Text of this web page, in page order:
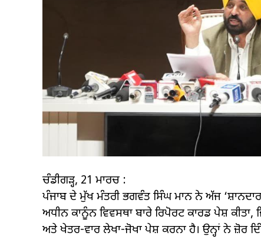
ਚੰਡੀਗੜ੍ਹ, 21 ਮਾਰਚ :
ਪੰਜਾਬ ਦੇ ਮੁੱਖ ਮੰਤਰੀ ਭਗਵੰਤ ਸਿੰਘ ਮਾਨ ਨੇ ਅੱਜ
ਅਧੀਨ ਕਾਨੂੰਨ ਵਿਵਸਥਾ ਬਾਰੇ ਰਿਪੋਰਟ ਕਾਰਡ ਪੇਸ਼
ਅਤੇ ਖੇਤਰ-ਵਾਰ ਲੇਖਾ-ਜੋਖਾ ਪੇਸ਼ ਕਰਨਾ ਹੈ। ਉਨ੍ਹਾਂ ਨੇ ਜ਼ੋਰ